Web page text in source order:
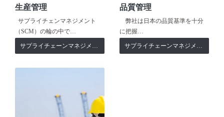
生産管理
サプライチェンマネジメント
（SCM）の輪の中で…
サプライチェーンマネジメント
品質管理
弊社は日本の品質基準を十分
に把握…
サプライチェーンマネジメント